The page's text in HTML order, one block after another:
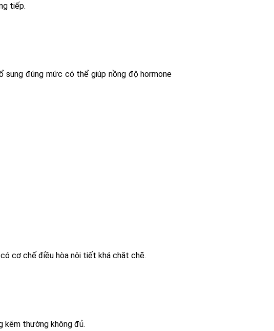
tiếp.
đúng mức có thể giúp nồng độ hormone
cơ chế điều hòa nội tiết khá chặt chẽ.
kẽm thường không đủ.